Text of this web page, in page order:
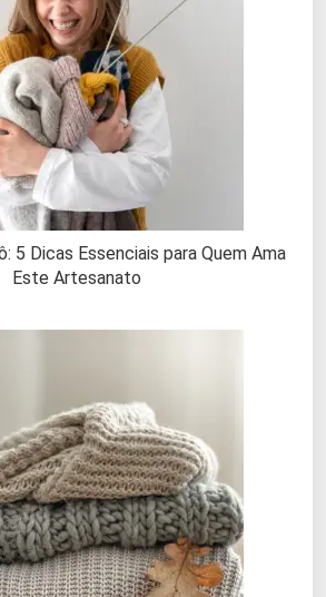
5 Dicas Essenciais para Quem Ama
Este Artesanato